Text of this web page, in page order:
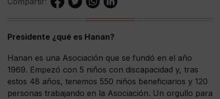
Presidente ¿qué es Hanan?
Hanan es una Asociación que se fundó en el año
1969. Empezó con 5 niños con discapacidad y, tras
estos 48 años, tenemos 550 niños beneficiarios y 120
personas trabajando en la Asociación. Un orgullo para